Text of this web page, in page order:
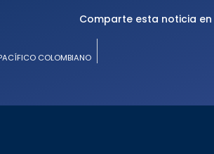
Comparte esta noticia
COLOMBIANO